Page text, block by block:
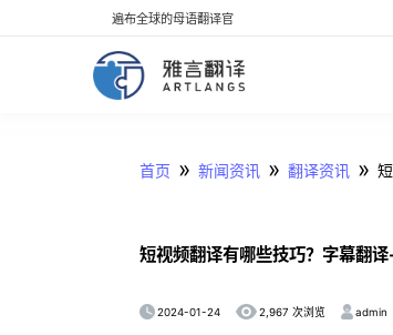
遍布全球的母语翻译官
首页 » 新闻资讯 » 翻译资讯 »
短视频翻译有哪些技巧？字幕翻
2024-01-24 2,967 次浏览 admin